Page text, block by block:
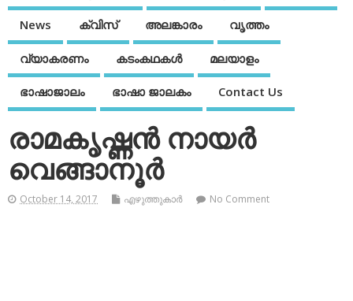
News ക്വിസ് അലങ്കാരം വൃത്തം
വ്യാകരണം കടംകഥകള്‍ മലയാളം
ഭാഷാജാലം ഭാഷാ ജാലകം Contact Us
രാമകൃഷ്ണന്‍ നായര്‍
വെങ്ങാനൂര്‍
October 14, 2017 എഴുത്തുകാര്‍ No Comment